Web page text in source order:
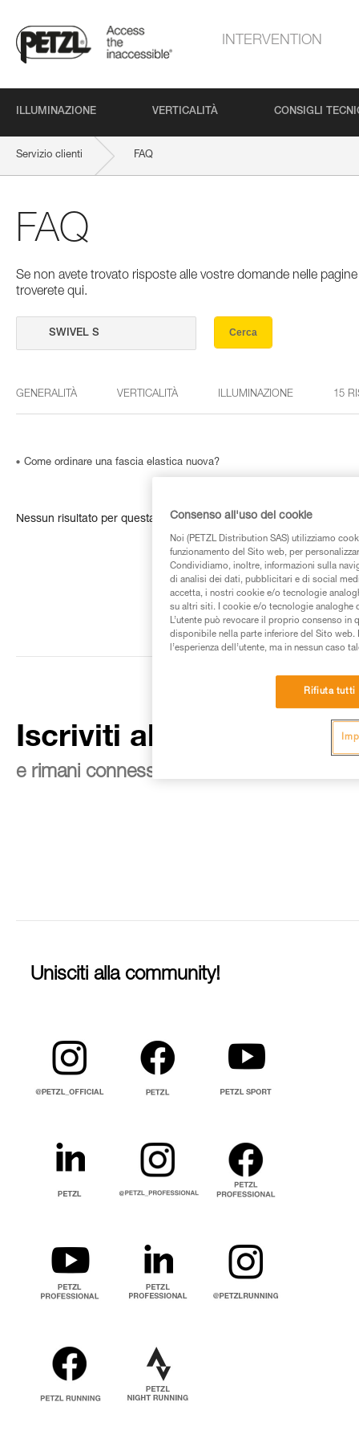
INTERVENTION
ILLUMINAZIONE VERTICALITÀ CONSIGLI
Servizio clienti FAQ
FAQ
Se non avete trovato risposte alle vostre domande nelle
troverete qui.
Cerca
GENERALITÀ VERTICALITÀ ILLUMINAZIONE 15
Come ordinare una fascia elastica nuova?
Nessun risultato per questa ricerca
Iscriviti alla newsletter
e rimani connesso alle nostre novità
Unisciti alla community!
Consenso all'uso dei cookie
Noi (PETZL Distribution SAS) utilizziamo
funzionamento del Sito web, per
Condividiamo, inoltre, informazioni sulla
di analisi dei dati, pubblicitari e di social
accetta, i nostri cookie e/o tecnologie
su altri siti. I cookie e/o tecnologie analoghe
L’utente può revocare il proprio consenso
disponibile nella parte inferiore del Sito
l’esperienza dell’utente, ma in nessun caso
Rifiuta tutti